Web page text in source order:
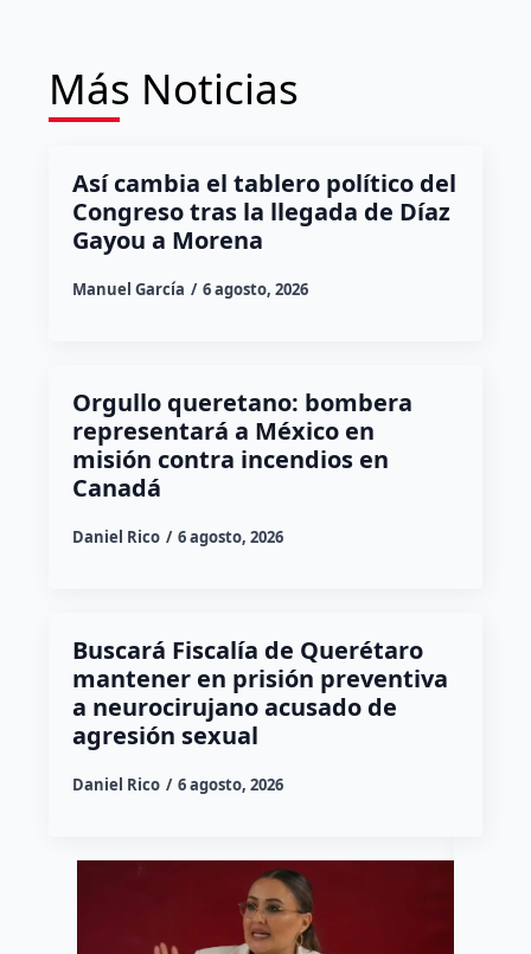
Más Noticias
Así cambia el tablero político del
Congreso tras la llegada de Díaz
Gayou a Morena
Manuel García 6 agosto, 2026
Orgullo queretano: bombera
representará a México en
misión contra incendios en
Canadá
Daniel Rico 6 agosto, 2026
Buscará Fiscalía de Querétaro
mantener en prisión preventiva
a neurocirujano acusado de
agresión sexual
Daniel Rico 6 agosto, 2026